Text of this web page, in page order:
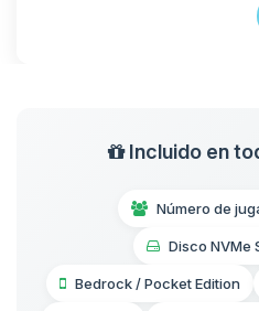
Incluido en
Número de
Disco NVMe
Bedrock / Pocket Edition